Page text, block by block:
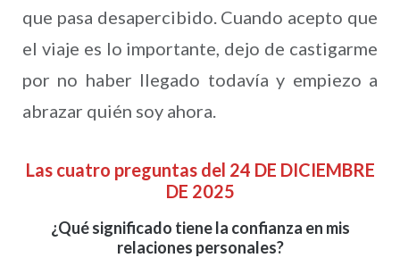
que pasa desapercibido. Cuando acepto que
el viaje es lo importante, dejo de castigarme
por no haber llegado todavía y empiezo a
abrazar quién soy ahora.
Las cuatro preguntas del 24 DE DICIEMBRE
DE 2025
¿Qué significado tiene la confianza en mis
relaciones personales?